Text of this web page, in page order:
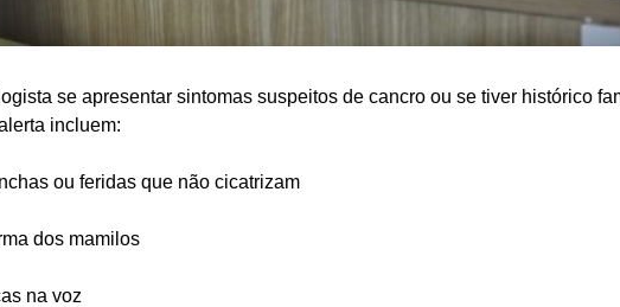
se apresentar sintomas suspeitos de cancro ou se tiver histórico
incluem:
ou feridas que não cicatrizam
dos mamilos
na voz